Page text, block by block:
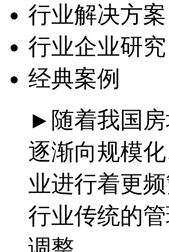
行业解决方案
行业企业研究
经典案例
►随着我国
逐渐向规模
业进行着更
行业传统的